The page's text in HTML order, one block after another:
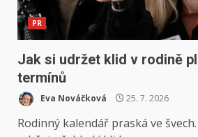
PR
Jak si udržet klid v rodině
termínů
Eva Nováčková 25. 7. 2026
Rodinný kalendář praská ve